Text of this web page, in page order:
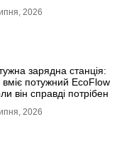
2026
зарядна станція:
потужний EcoFlow
він справді потрібен
2026